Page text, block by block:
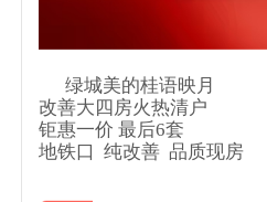
      绿城美的桂语映月
改善大四房火热清户
钜惠一价 最后6套
地铁口  纯改善  品质现房